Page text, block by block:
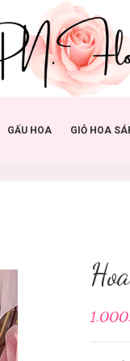
GẤU HOA GIỎ HOA